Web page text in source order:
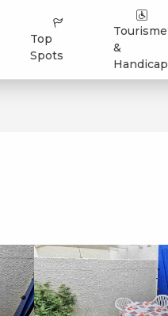
Top
Spots
Tourisme
&
Handicap